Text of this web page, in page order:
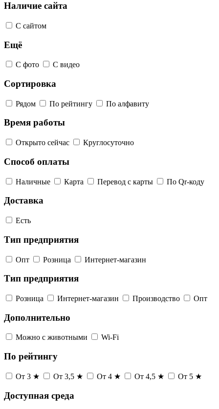
Наличие сайта
С сайтом
Ещё
С фото С видео
Сортировка
Рядом По рейтингу По алфавиту
Время работы
Открыто сейчас Круглосуточно
Способ оплаты
Наличные Карта Перевод с карты По Qr-коду
Доставка
Есть
Тип предприятия
Опт Розница Интернет-магазин
Тип предприятия
Розница Интернет-магазин Производство Опт
Дополнительно
Можно с животными Wi-Fi
По рейтингу
От 3 ★ От 3,5 ★ От 4 ★ От 4,5 ★ От 5 ★
Доступная среда